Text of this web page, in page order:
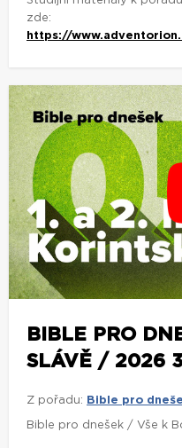
zde:
https://
BIBLE PRO
SLÁVĚ / 2026
Z pořadu: Bible pro
Bible pro dnešek / Vše k